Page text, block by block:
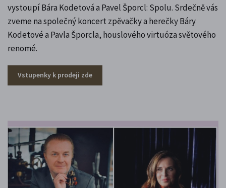
vystoupí Bára Kodetová a Pavel Šporcl: Spolu. Srdečně vás
zveme na společný koncert zpěvačky a herečky Báry
Kodetové a Pavla Šporcla, houslového virtuóza světového
renomé.
Vstupenky k prodeji zde